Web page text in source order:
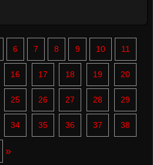
6 7 8 9 10 11
16 17 18 19 20
25 26 27 28 29
34 35 36 37 38
»